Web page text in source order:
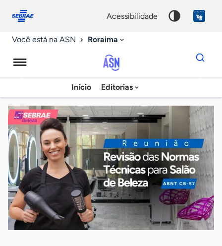
conosco
acessibilidade
Você está na ASN Roraima
Agência
Sebrae
de
Notícias
Início Editorias
Dados
para
chave